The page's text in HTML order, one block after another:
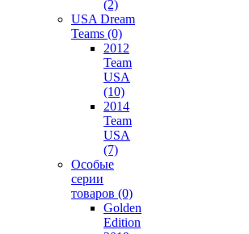
(2)
USA Dream
Teams (0)
2012
Team
USA
(10)
2014
Team
USA
(7)
Особые
серии
товаров (0)
Golden
Edition